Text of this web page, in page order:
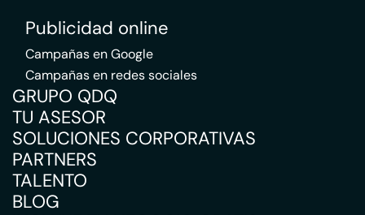
Publicidad online
Campañas en Google
Campañas en redes sociales
GRUPO QDQ
TU ASESOR
SOLUCIONES CORPORATIVAS
PARTNERS
TALENTO
BLOG